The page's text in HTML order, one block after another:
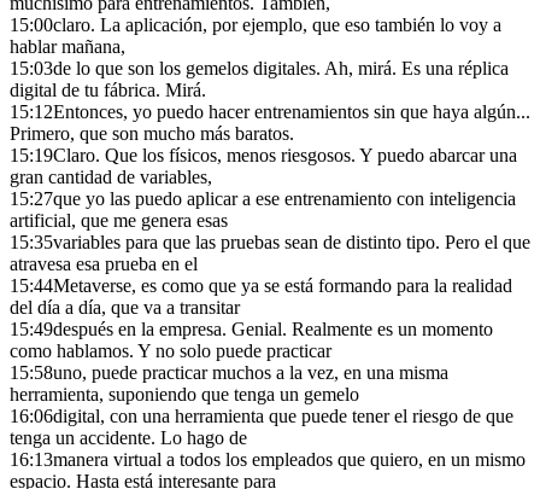
15:00claro. La aplicación, por ejemplo, que eso también lo voy a
hablar mañana,
15:03de lo que son los gemelos digitales. Ah, mirá. Es una réplica
digital de tu fábrica. Mirá.
15:12Entonces, yo puedo hacer entrenamientos sin que haya algún...
Primero, que son mucho más baratos.
15:19Claro. Que los físicos, menos riesgosos. Y puedo abarcar una
gran cantidad de variables,
15:27que yo las puedo aplicar a ese entrenamiento con inteligencia
artificial, que me genera esas
15:35variables para que las pruebas sean de distinto tipo. Pero el que
atravesa esa prueba en el
15:44Metaverse, es como que ya se está formando para la realidad
del día a día, que va a transitar
15:49después en la empresa. Genial. Realmente es un momento
como hablamos. Y no solo puede practicar
15:58uno, puede practicar muchos a la vez, en una misma
herramienta, suponiendo que tenga un gemelo
16:06digital, con una herramienta que puede tener el riesgo de que
tenga un accidente. Lo hago de
16:13manera virtual a todos los empleados que quiero, en un mismo
espacio. Hasta está interesante para